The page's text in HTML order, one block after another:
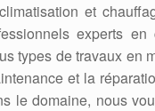
et
experts
types de travaux en
et la
le domaine, nous